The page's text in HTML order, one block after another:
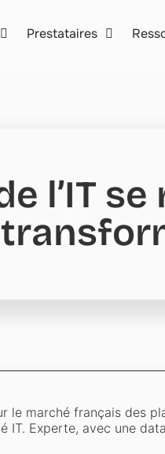
Prestataires
l’IT
le marché français des
IT. Experte, avec une